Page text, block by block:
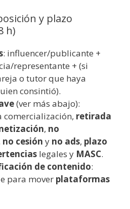
y plazo
h)
: influencer/publicante +
representante + (si
o tutor que haya
consintió).
(ver más abajo):
comercialización, retirada
, no
no cesión y no ads, plazo
legales y MASC.
de contenido:
para mover plataformas